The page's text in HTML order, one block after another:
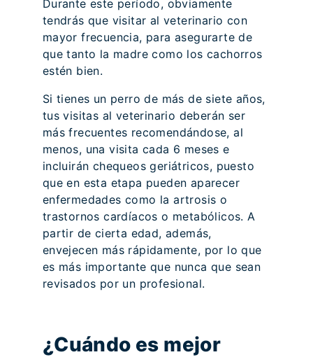
Durante este período, obviamente
tendrás que visitar al veterinario con
mayor frecuencia, para asegurarte de
que tanto la madre como los cachorros
estén bien.
Si tienes un perro de más de siete años,
tus visitas al veterinario deberán ser
más frecuentes recomendándose, al
menos, una visita cada 6 meses e
incluirán chequeos geriátricos, puesto
que en esta etapa pueden aparecer
enfermedades como la artrosis o
trastornos cardíacos o metabólicos. A
partir de cierta edad, además,
envejecen más rápidamente, por lo que
es más importante que nunca que sean
revisados por un profesional.
¿Cuándo es mejor